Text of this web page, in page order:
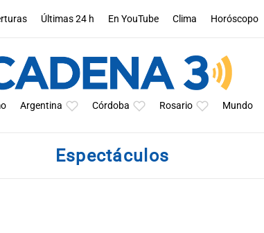
Últimas 24 h En YouTube Clima Horóscopo
Argentina Córdoba Rosario Mundo
Espectáculos